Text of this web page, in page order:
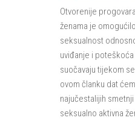
Otvorenije
ženama je
seksualnost
uviđanje i
suočavaju tijekom
ovom članku dat
najučestalijih
seksualno aktivna